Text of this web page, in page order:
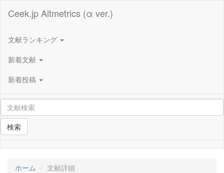
Ceek.jp Altmetrics (α ver.)
文献ランキング
新着文献
新着投稿
検索
ホーム 文献詳細